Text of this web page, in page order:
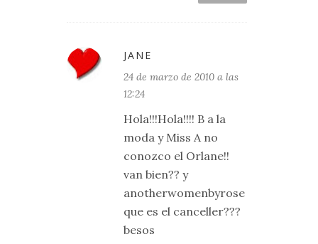
JANE
24 de marzo de 2010 a las
12:24
Hola!!!Hola!!!! B a la
moda y Miss A no
conozco el Orlane!!
van bien?? y
anotherwomenbyrose
que es el canceller???
besos